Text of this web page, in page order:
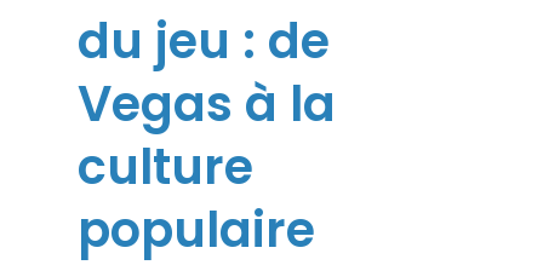
du jeu : de
Vegas à la
culture
populaire